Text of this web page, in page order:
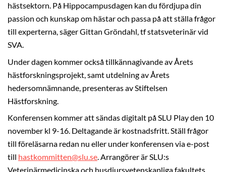
hästsektorn. På Hippocampusdagen kan du fördjupa din
passion och kunskap om hästar och passa på att ställa frågor
till experterna, säger Gittan Gröndahl, tf statsveterinär vid
SVA.
Under dagen kommer också tillkännagivande av Årets
hästforskningsprojekt, samt utdelning av Årets
hedersomnämnande, presenteras av Stiftelsen
Hästforskning.
Konferensen kommer att sändas digitalt på SLU Play den 10
november kl 9-16. Deltagande är kostnadsfritt. Ställ frågor
till föreläsarna redan nu eller under konferensen via e-post
till hastkommitten@slu.se. Arrangörer är SLU:s
Veterinärmedicinska och husdjursvetenskapliga fakultets